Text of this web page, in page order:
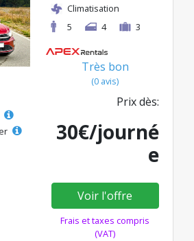
Climatisation
5
4 3
Très bon
(0 avis)
Prix dès:
30€/journé
e
Voir l'offre
Frais et taxes compris
(VAT)